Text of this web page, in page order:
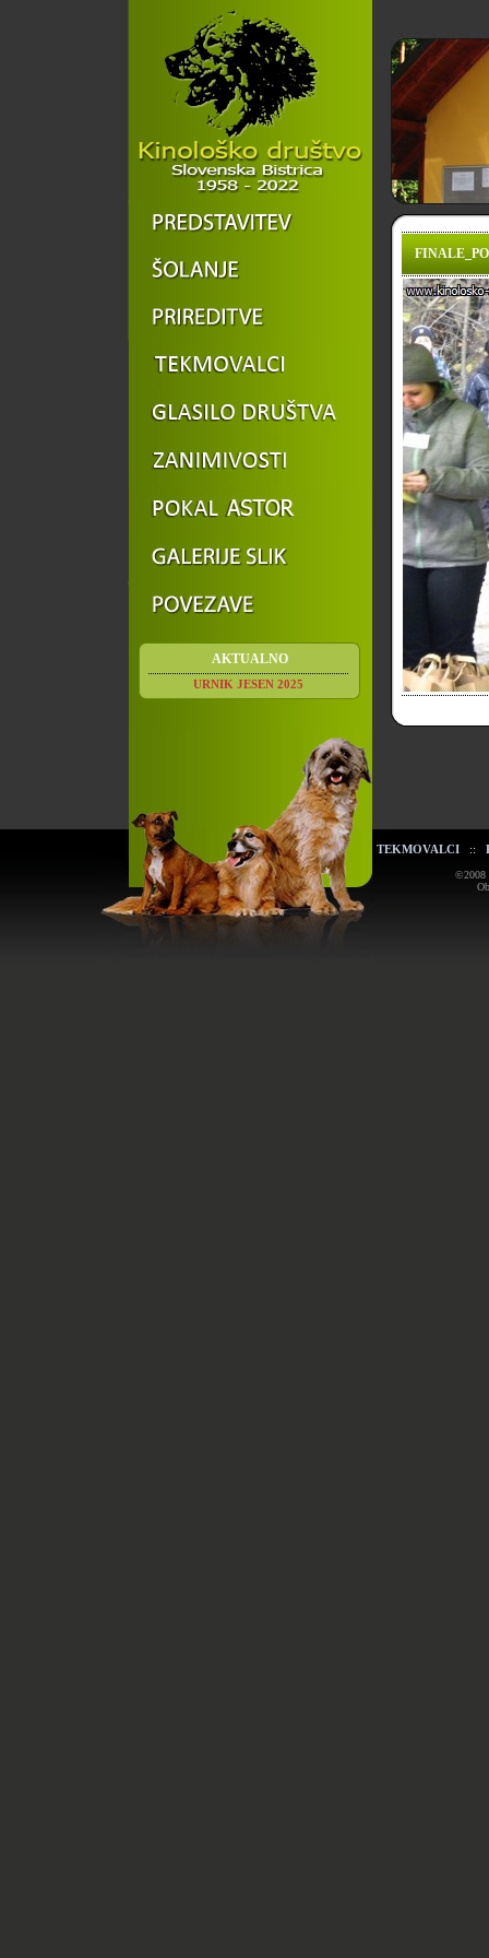
AKTUALNO
URNIK JESEN 2025
TEKMOVALCI ::
©2008